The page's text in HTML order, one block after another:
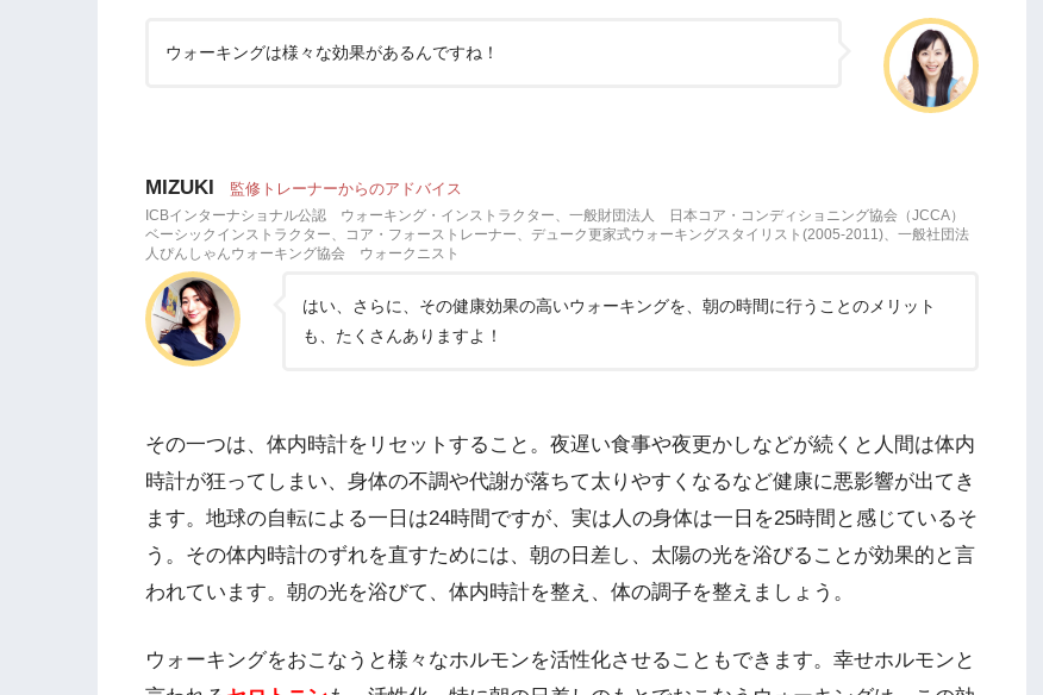
ウォーキングは様々な効果があるんですね！
MIZUKI 監修トレーナーからのアドバイス
ICBインターナショナル公認 ウォーキング・インストラクター、一般財団法人 日本コア・コンディショニング協会（JCCA）
ベーシックインストラクター、コア・フォーストレーナー、デューク更家式ウォーキングスタイリスト(2005-2011)、一般社団法
人ぴんしゃんウォーキング協会 ウォークニスト
はい、さらに、その健康効果の高いウォーキングを、朝の時間に行うことのメリット
も、たくさんありますよ！
その一つは、体内時計をリセットすること。夜遅い食事や夜更かしなどが続くと人間は体内
時計が狂ってしまい、身体の不調や代謝が落ちて太りやすくなるなど健康に悪影響が出てき
ます。地球の自転による一日は24時間ですが、実は人の身体は一日を25時間と感じているそ
う。その体内時計のずれを直すためには、朝の日差し、太陽の光を浴びることが効果的と言
われています。朝の光を浴びて、体内時計を整え、体の調子を整えましょう。
ウォーキングをおこなうと様々なホルモンを活性化させることもできます。幸せホルモンと